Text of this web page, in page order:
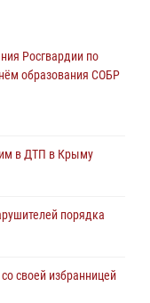
ряд
на охраняемом
Росгвардии по
образования СОБР
в ДТП в Крыму
порядка
своей избранницей